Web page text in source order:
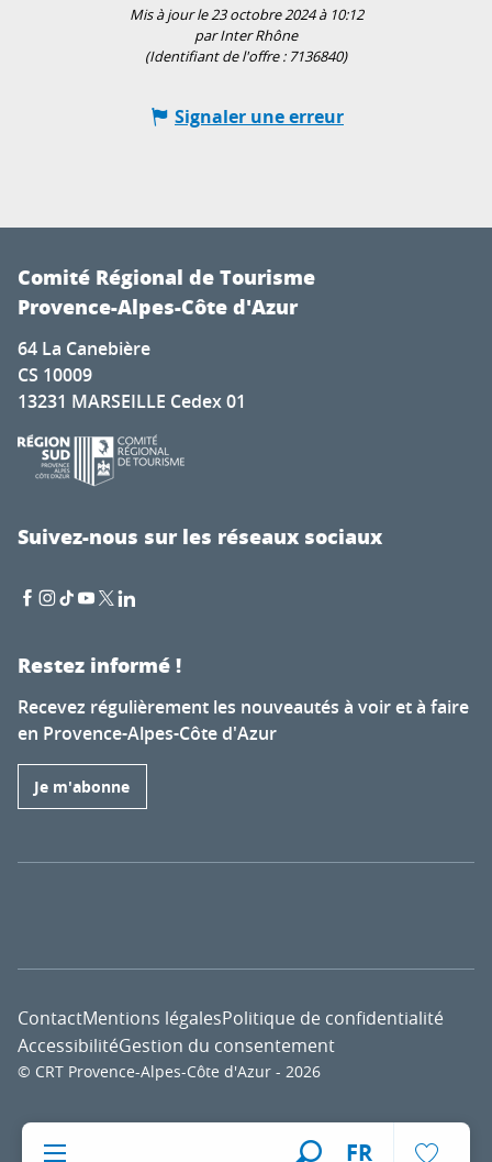
FR
Mis à jour le 23 octobre 2024 à 10:12
par Inter Rhône
(Identifiant de l'offre : 7136840)
Signaler une erreur
Comité Régional de Tourisme
Provence-Alpes-Côte d'Azur
64 La Canebière
CS 10009
13231 MARSEILLE Cedex 01
Suivez-nous sur les réseaux sociaux
Restez informé !
Recevez régulièrement les nouveautés à voir et à faire
en Provence-Alpes-Côte d'Azur
Je m'abonne
© CRT Provence-Alpes-Côte d'Azur - 2026
ContactMentions légalesPolitique de confidentialité
AccessibilitéGestion du consentement